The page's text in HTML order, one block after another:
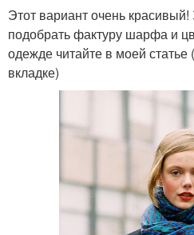
Этот вариант очень
подобрать фактуру шарфа и
одежде читайте в моей статье
вкладке)